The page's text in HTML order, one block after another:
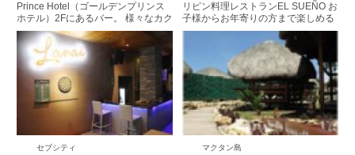
Prince Hotel（ゴールデンプリンス
ホテル）2Fにあるバー。 様々なカク
テルをご用意。日本のお酒もござい
ます。 ライブバンドも開催してるの
でお酒を片手に音楽を堪能すること
もできます。
セブシティ
リピン料理レストランEL SUEÑO お
子様からお年寄りの方まで楽しめる
メニューが豊富に揃ってます マクタ
ン島Bigfoot近くにオープンしたEL
SUEÑOは 日本人経営で、フィリピ
ン料理を基調としたレストラン。 今
までになかったオリジナルのフィリ
ピン料理をはじめ、 オーソドックス
なフィリピン料理からインターナシ
ョナル料理まで 数多くそろった料理
は日本人の味にマッチした味付け♪
特におすすめは牛タンシシグ！赤ワ
イン、ビールのお供に最高です！ デ
マクタン島